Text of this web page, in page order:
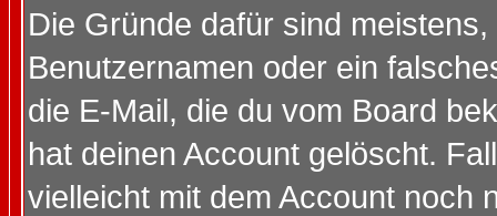
Die Gründe dafür sind
Benutzernamen oder ein
die E-Mail, die du vom Board
hat deinen Account gelöscht.
vielleicht mit dem Account noch